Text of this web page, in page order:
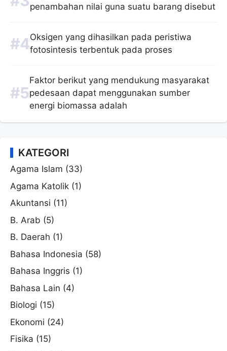
penambahan nilai guna suatu barang disebut
Oksigen yang dihasilkan pada peristiwa
fotosintesis terbentuk pada proses
Faktor berikut yang mendukung masyarakat
pedesaan dapat menggunakan sumber
energi biomassa adalah
KATEGORI
Agama Islam (33)
Agama Katolik (1)
Akuntansi (11)
B. Arab (5)
B. Daerah (1)
Bahasa Indonesia (58)
Bahasa Inggris (1)
Bahasa Lain (4)
Biologi (15)
Ekonomi (24)
Fisika (15)